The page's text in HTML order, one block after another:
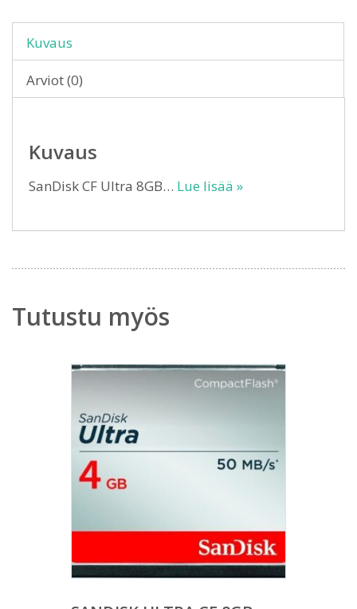
Kuvaus
Arviot (0)
Kuvaus
SanDisk CF Ultra 8GB… Lue lisää »
Tutustu myös